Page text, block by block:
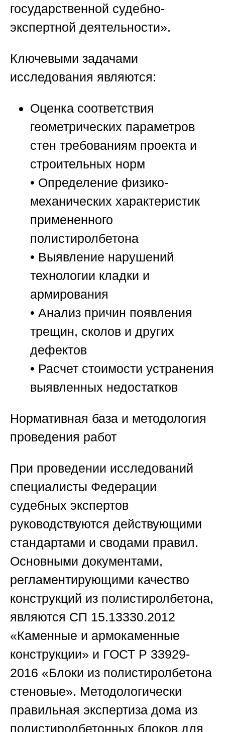
государственной судебно-
экспертной деятельности».
Ключевыми задачами
исследования являются:
Оценка соответствия
геометрических параметров
стен требованиям проекта и
строительных норм
• Определение физико-
механических характеристик
примененного
полистиролбетона
• Выявление нарушений
технологии кладки и
армирования
• Анализ причин появления
трещин, сколов и других
дефектов
• Расчет стоимости устранения
выявленных недостатков
Нормативная база и методология
проведения работ
При проведении исследований
специалисты Федерации
судебных экспертов
руководствуются действующими
стандартами и сводами правил.
Основными документами,
регламентирующими качество
конструкций из полистиролбетона,
являются СП 15.13330.2012
«Каменные и армокаменные
конструкции» и ГОСТ Р 33929-
2016 «Блоки из полистиролбетона
стеновые». Методологически
правильная экспертиза дома из
полистиролбетонных блоков для